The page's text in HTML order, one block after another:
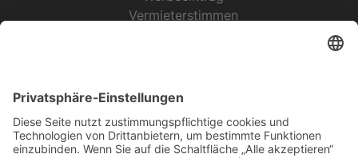
Vermieterstimmen
Urlaubsservice
Bücher, Karten & CD's
Ihre Anreise